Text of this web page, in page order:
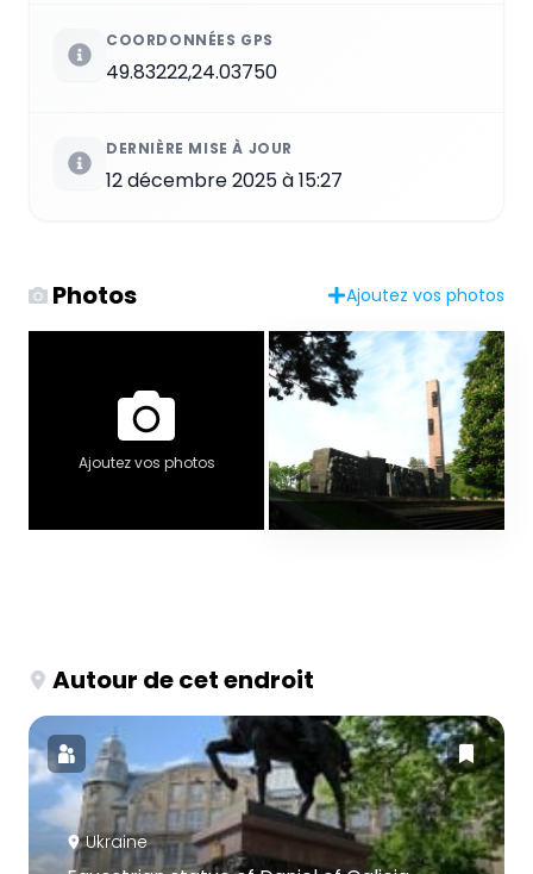
COORDONNÉES GPS
49.83222,24.03750
DERNIÈRE MISE À JOUR
12 décembre 2025 à 15:27
Photos Ajoutez vos photos
Ajoutez vos photos
Autour de cet endroit
Ukraine